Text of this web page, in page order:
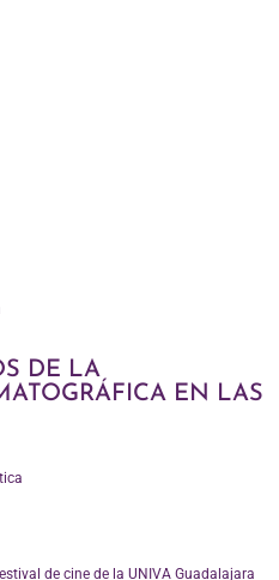
DE LA
EN LAS
de cine de la UNIVA Guadalajara